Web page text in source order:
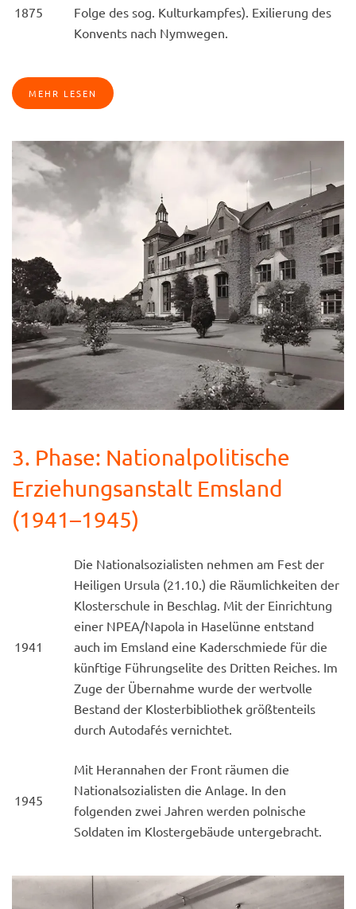
1875
Folge des sog. Kulturkampfes). Exilierung des
Konvents nach Nymwegen.
MEHR LESEN
3. Phase: Nationalpolitische
Erziehungsanstalt Emsland
(1941–1945)
1941
Die Nationalsozialisten nehmen am Fest der
Heiligen Ursula (21.10.) die Räumlichkeiten der
Klosterschule in Beschlag. Mit der Einrichtung
einer NPEA/Napola in Haselünne entstand
auch im Emsland eine Kaderschmiede für die
künftige Führungselite des Dritten Reiches. Im
Zuge der Übernahme wurde der wertvolle
Bestand der Klosterbibliothek größtenteils
durch Autodafés vernichtet.
1945
Mit Herannahen der Front räumen die
Nationalsozialisten die Anlage. In den
folgenden zwei Jahren werden polnische
Soldaten im Klostergebäude untergebracht.